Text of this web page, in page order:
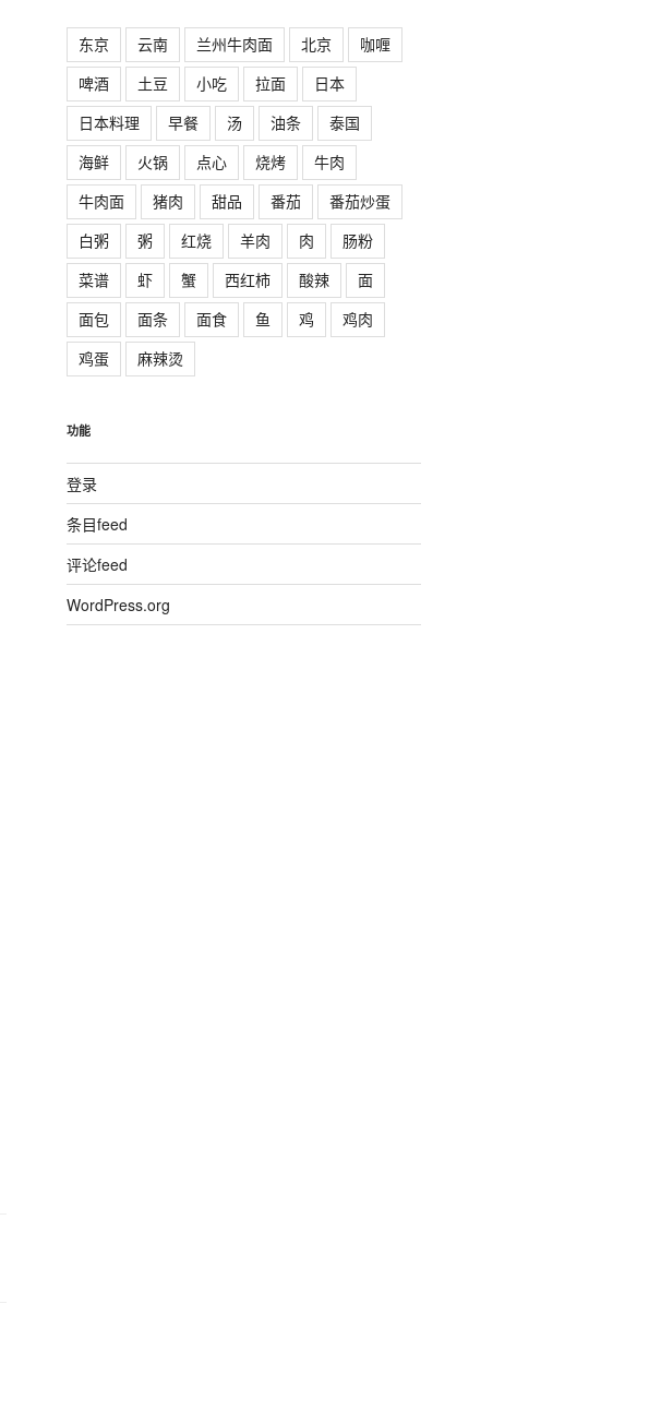
东京 云南 兰州牛肉面 北京
咖喱
啤酒
土豆 小吃 拉面
日本
日本料理
早餐 汤 油条
泰国
海鲜
火锅 点心 烧烤
牛肉
牛肉面
猪肉 甜品 番茄
番茄炒蛋
白粥
粥 红烧 羊肉 肉
肠粉
菜谱
虾 蟹 西红柿 酸辣
面
面包
面条 面食 鱼 鸡
鸡肉
鸡蛋
麻辣烫
功能
登录
条目feed
评论feed
WordPress.org